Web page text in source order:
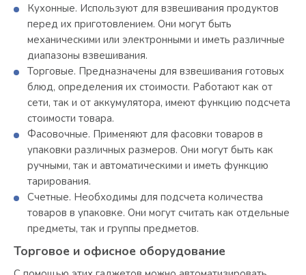
Кухонные. Используют для взвешивания продуктов
перед их приготовлением. Они могут быть
механическими или электронными и иметь различные
диапазоны взвешивания.
Торговые. Предназначены для взвешивания готовых
блюд, определения их стоимости. Работают как от
сети, так и от аккумулятора, имеют функцию подсчета
стоимости товара.
Фасовочные. Применяют для фасовки товаров в
упаковки различных размеров. Они могут быть как
ручными, так и автоматическими и иметь функцию
тарирования.
Счетные. Необходимы для подсчета количества
товаров в упаковке. Они могут считать как отдельные
предметы, так и группы предметов.
Торговое и офисное оборудование